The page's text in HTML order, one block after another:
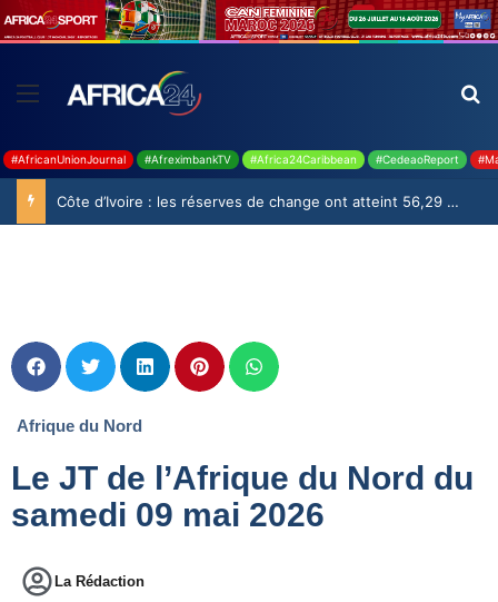
#AfricanUnionJournal #AfreximbankTV #Africa24Caribbean #CedeaoReport
Côte d’Ivoire : les réserves de change ont atteint 56,29 milliards USD en juillet
Afrique du Nord
Le JT de l’Afrique du Nord du
samedi 09 mai 2026
La Rédaction